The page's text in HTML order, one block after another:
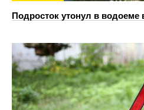
Подросток утонул в водоеме